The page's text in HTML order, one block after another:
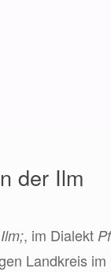
der Ilm
, im Dialekt
Landkreis im